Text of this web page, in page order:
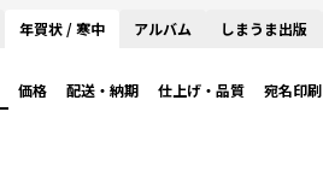
年賀状 / 寒中 アルバム しまうま出版
価格 配送・納期 仕上げ・品質 宛名印刷